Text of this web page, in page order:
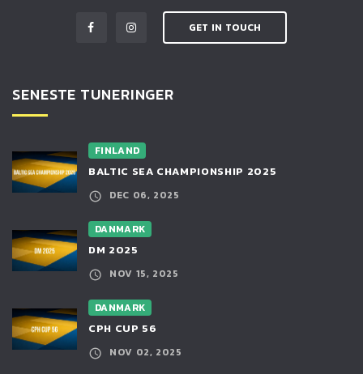
GET IN TOUCH
SENESTE TUNERINGER
FINLAND
BALTIC SEA CHAMPIONSHIP 2025
DEC 06, 2025
DANMARK
DM 2025
NOV 15, 2025
DANMARK
CPH CUP 56
NOV 02, 2025